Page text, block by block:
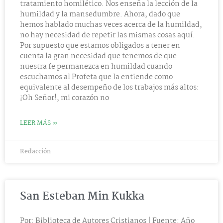
tratamiento homilético. Nos enseña la lección de la
humildad y la mansedumbre. Ahora, dado que
hemos hablado muchas veces acerca de la humildad,
no hay necesidad de repetir las mismas cosas aquí.
Por supuesto que estamos obligados a tener en
cuenta la gran necesidad que tenemos de que
nuestra fe permanezca en humildad cuando
escuchamos al Profeta que la entiende como
equivalente al desempeño de los trabajos más altos:
¡Oh Señor!, mi corazón no
LEER MÁS »
Redacción
San Esteban Min Kukka